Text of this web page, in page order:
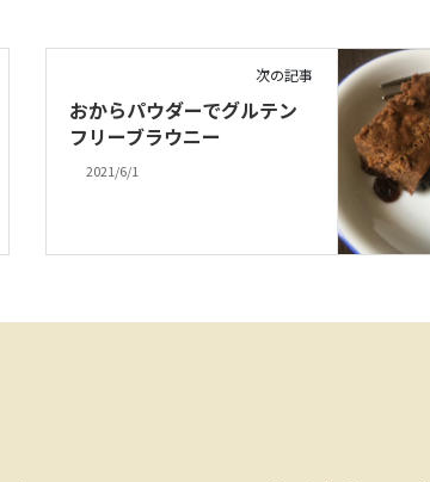
次の記事
おからパウダーでグルテン
フリーブラウニー
2021/6/1